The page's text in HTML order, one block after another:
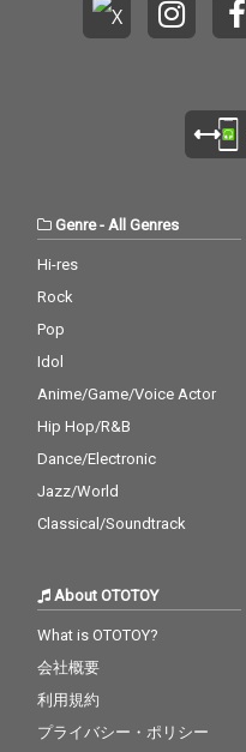
Genre-All Genres
Hi-res
Rock
Pop
Idol
Anime/Game/Voice Actor
Hip Hop/R&B
Dance/Electronic
Jazz/World
Classical/Soundtrack
About OTOTOY
What is OTOTOY?
会社概要
利用規約
プライバシー・ポリシー